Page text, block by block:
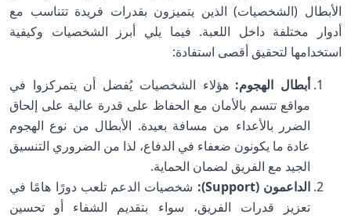
الأبطال (الشخصيات) الذين يتميزون بقدرات فريدة تتناسب مع
أدوار مختلفة داخل اللعبة. فيما يلي أبرز الشخصيات وكيفية
استخدامها لتحقيق أقصى استفادة:
أبطال الهجوم: هؤلاء الشخصيات يُفضل أن يتمركزوا في
مواقع تتسم بالأمان مع الحفاظ على قدرة عالية على إلحاق
الضرر بالأعداء من مسافة بعيدة. الأبطال من نوع الهجوم
عادة ما يكونون ضعفاء في الدفاع، لذا من الضروري التنسيق
الجيد مع الفريق لضمان الحماية.
الداعمون (Support):
شخصيات الدعم تلعب دورًا هامًا في
تعزيز قدرات الفريق، سواء بتقديم الشفاء أو تحسين